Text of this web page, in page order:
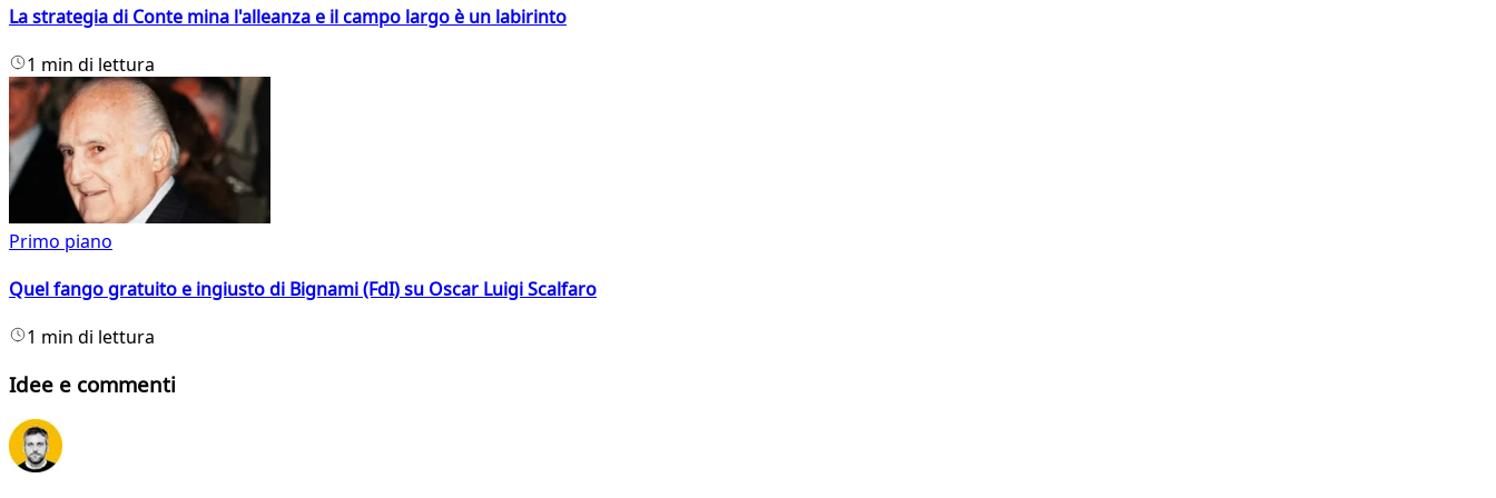
La strategia di Conte mina l'alleanza e il campo largo è un labirinto
1 min di lettura
Primo piano
Quel fango gratuito e ingiusto di Bignami (FdI) su Oscar Luigi Scalfaro
1 min di lettura
Idee e commenti